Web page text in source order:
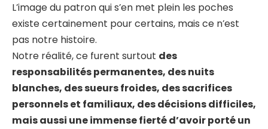
L’image du patron qui s’en met plein les poches
existe certainement pour certains, mais ce n’est
pas notre histoire.
Notre réalité, ce furent surtout des
responsabilités permanentes, des nuits
blanches, des sueurs froides, des sacrifices
personnels et familiaux, des décisions difficiles,
mais aussi une immense fierté d’avoir porté un